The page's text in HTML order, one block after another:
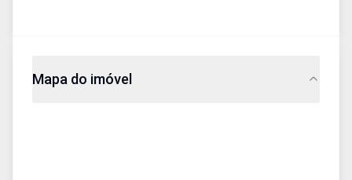
Mapa do imóvel